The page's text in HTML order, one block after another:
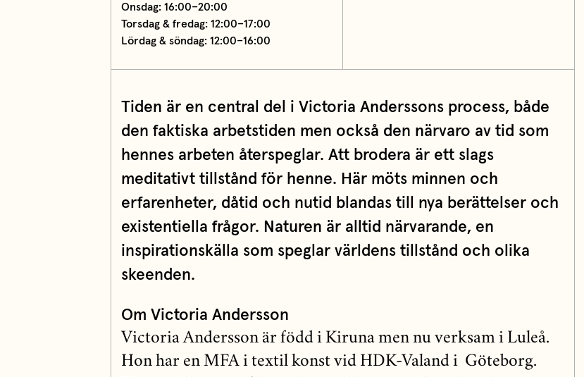
Onsdag: 16:00–20:00
Torsdag & fredag: 12:00–17:00
Lördag & söndag: 12:00–16:00
Tiden är en central del i Victoria Anderssons process, både
den faktiska arbetstiden men också den närvaro av tid som
hennes arbeten återspeglar. Att brodera är ett slags
meditativt tillstånd för henne. Här möts minnen och
erfarenheter, dåtid och nutid blandas till nya berättelser och
existentiella frågor. Naturen är alltid närvarande, en
inspirationskälla som speglar världens tillstånd och olika
skeenden.
Om Victoria Andersson
Victoria Andersson är född i Kiruna men nu verksam i Luleå.
Hon har en MFA i textil konst vid HDK-Valand i Göteborg.